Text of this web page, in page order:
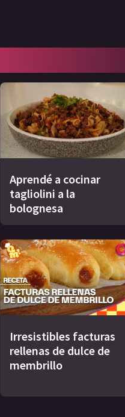
Aprendé a cocinar
tagliolini a la
bolognesa
Irresistibles facturas
rellenas de dulce de
membrillo